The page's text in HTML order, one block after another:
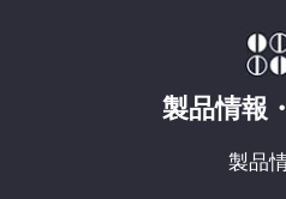
製品情報
製品